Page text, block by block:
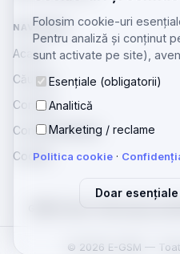
Folosim cookie-uri
Pentru analiză și conținut
sunt activate pe site),
Esențiale (obligatorii)
Analitică
Marketing / reclame
Politica cookie ·
Doar esențiale
NAVIGARE
Acasă
Căutare
Contact
Confidențialitate
Cookie
© 2026 E-GSM —